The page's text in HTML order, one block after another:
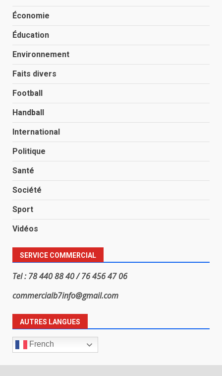
Économie
Éducation
Environnement
Faits divers
Football
Handball
International
Politique
Santé
Société
Sport
Vidéos
SERVICE COMMERCIAL
Tel : 78 440 88 40 / 76 456 47 06
commercialb7info@gmail.com
AUTRES LANGUES
French